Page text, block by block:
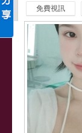
免費視訊